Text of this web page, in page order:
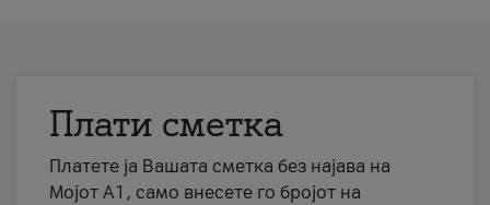
Плати сметка
Платете ја Вашата сметка без најава на
Мојот А1, само внесете го бројот на